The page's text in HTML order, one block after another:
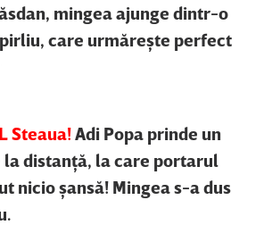
mingea ajunge dintr-o
care urmăreşte perfect
Steaua!Adi Popa prinde un
la distanţă, la care portarul
nicio şansă! Mingea s-a dus